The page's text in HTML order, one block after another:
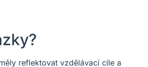
reflektovat vzdělávací cíle a